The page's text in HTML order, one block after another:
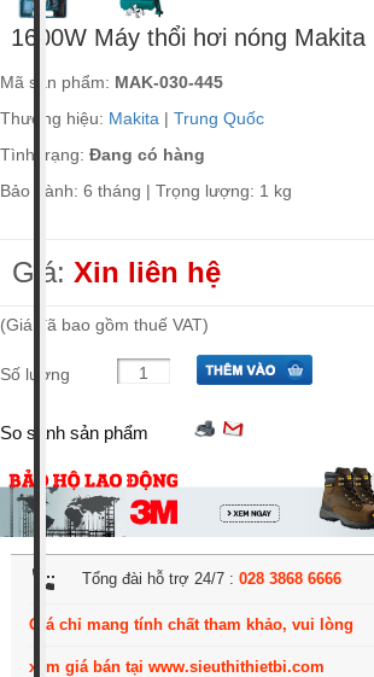
1600W Máy thổi hơi nóng Makita
Mã sản phẩm: MAK-030-445
Thương hiệu: Makita | Trung Quốc
Tình trạng: Đang có hàng
Bảo hành: 6 tháng | Trọng lượng: 1 kg
Giá: Xin liên hệ
(Giá đã bao gồm thuế VAT)
Số lượng
So sánh sản phẩm
settings_phone Tổng đài hỗ trợ 24/7 : 028 3868 6666
Giá chỉ mang tính chất tham khảo, vui lòng
xem giá bán tại www.sieuthithietbi.com